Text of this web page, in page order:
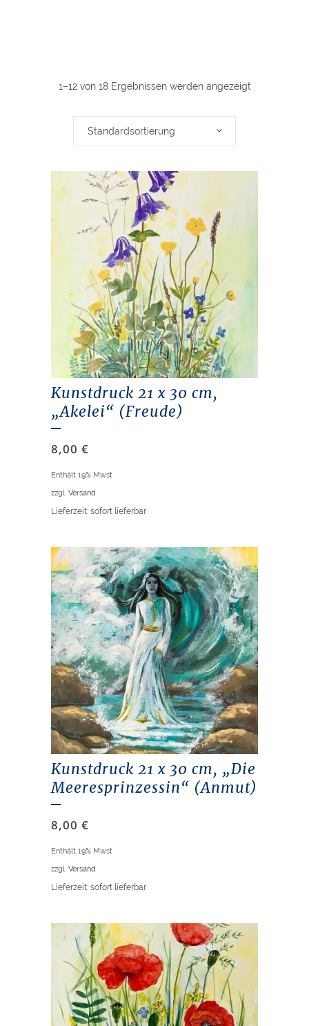
1–12 von 18 Ergebnissen werden angezeigt
Standardsortierung
Kunstdruck 21 x 30 cm,
„Akelei“ (Freude)
8,00 €
Enthält 19% Mwst
zzgl. Versand
Lieferzeit: sofort lieferbar
Kunstdruck 21 x 30 cm, „Die
Meeresprinzessin“ (Anmut)
8,00 €
Enthält 19% Mwst
zzgl. Versand
Lieferzeit: sofort lieferbar